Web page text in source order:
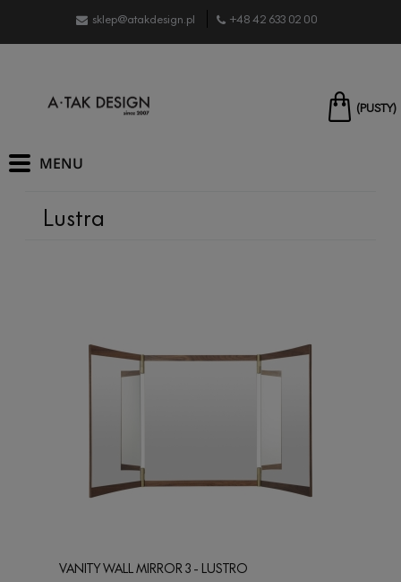
sklep@atakdesign.pl +48 42 633 02 00
(PUSTY)
Lustra
VANITY WALL MIRROR 3 - LUSTRO